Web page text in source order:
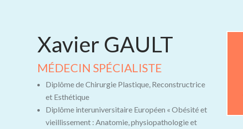
Xavier GAULT
MÉDECIN SPÉCIALISTE
Diplôme de Chirurgie Plastique, Reconstructrice
et Esthétique
Diplôme interuniversitaire Européen « Obésité et
vieillissement : Anatomie, physiopathologie et